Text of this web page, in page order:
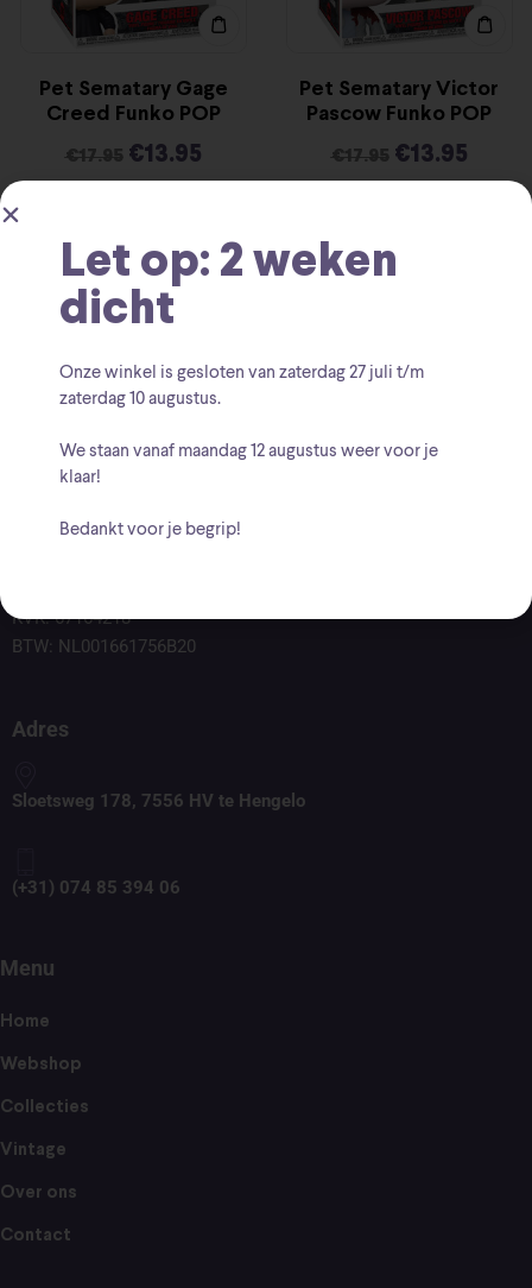
Pet Sematary Gage
Creed Funko POP
€17.95 €13.95
Pet Sematary Victor
Pascow Funko POP
€17.95 €13.95
KVK: 67164218
BTW: NL001661756B20
Adres
Sloetsweg 178, 7556 HV te Hengelo
(+31) 074 85 394 06
Menu
Home
Webshop
Collecties
Vintage
Over ons
Contact
Let op: 2 weken
dicht
Onze winkel is gesloten van zaterdag27 juli t/m
zaterdag 10 augustus.
We staan vanaf maandag 12 augustus weer voor je
klaar!
Bedankt voor je begrip!